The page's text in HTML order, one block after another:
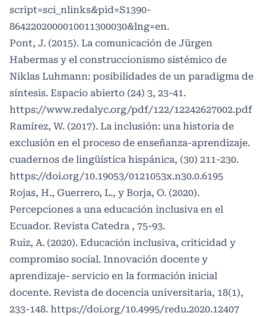
script=sci_nlinks&pid=S1390-
8642202000010011300030&lng=en.
Pont, J. (2015). La comunicación de Jürgen
Habermas y el construccionismo sistémico de
Niklas Luhmann: posibilidades de un paradigma de
síntesis. Espacio abierto (24) 3, 23-41.
https://www.redalyc.org/pdf/122/12242627002.pdf
Ramírez, W. (2017). La inclusión: una historia de
exclusión en el proceso de enseñanza-aprendizaje.
cuadernos de lingüística hispánica, (30) 211-230.
https://doi.org/10.19053/0121053x.n30.0.6195
Rojas, H., Guerrero, L., y Borja, O. (2020).
Percepciones a una educación inclusiva en el
Ecuador. Revista Catedra , 75-93.
Ruiz, A. (2020). Educación inclusiva, criticidad y
compromiso social. Innovación docente y
aprendizaje- servicio en la formación inicial
docente. Revista de docencia universitaria, 18(1),
233-148. https://doi.org/10.4995/redu.2020.12407